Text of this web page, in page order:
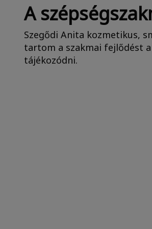
A
Szegődi Anita kozmetikus,
tartom a szakmai fejlődést
tájékozódni.